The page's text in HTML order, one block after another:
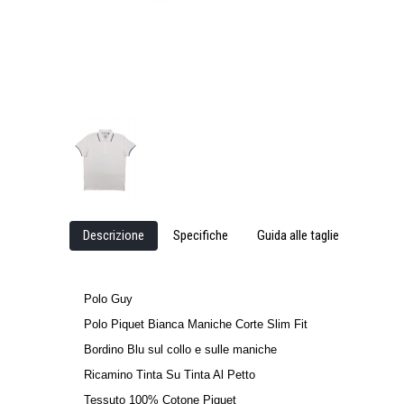
Descrizione Specifiche Guida alle taglie
Polo Guy
Polo Piquet Bianca Maniche Corte Slim Fit
Bordino Blu sul collo e sulle maniche
Ricamino Tinta Su Tinta Al Petto
Tessuto 100% Cotone Piquet